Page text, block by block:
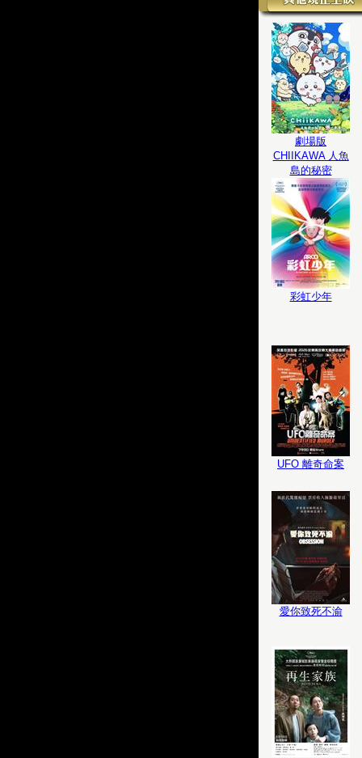
劇場版
CHIIKAWA 人魚
島的秘密
彩虹少年
UFO 離奇命案
愛你致死不渝